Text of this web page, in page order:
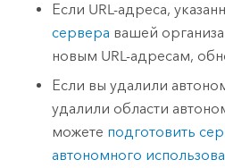
Если URL-адреса,
сервера вашей
новым URL-адресам,
Если вы удалили
удалили области
можете подготовить
автономного